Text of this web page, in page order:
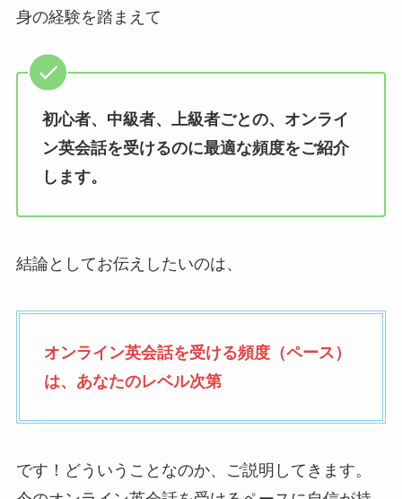
身の経験を踏まえて
初心者、中級者、上級者ごとの、オンライ
ン英会話を受けるのに最適な頻度をご紹介
します。
結論としてお伝えしたいのは、
オンライン英会話を受ける頻度（ペース）
は、あなたのレベル次第
です！どういうことなのか、ご説明してきます。